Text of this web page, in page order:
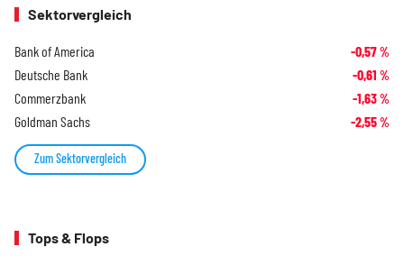
Sektorvergleich
Bank of America -0,57%
Deutsche Bank -0,61 %
Commerzbank -1,63%
Goldman Sachs -2,55%
Zum Sektorvergleich
Tops & Flops